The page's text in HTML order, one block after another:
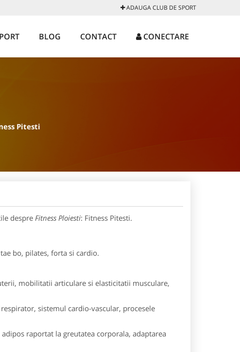
ADAUGA CLUB DE SPORT
BLOG CONTACT CONECTARE
Pitesti
despre Fitness Ploiesti: Fitness Pitesti.
bo, pilates, forta si cardio.
mobilitatii articulare si elasticitatii musculare,
sistemul cardio-vascular, procesele
raportat la greutatea corporala, adaptarea